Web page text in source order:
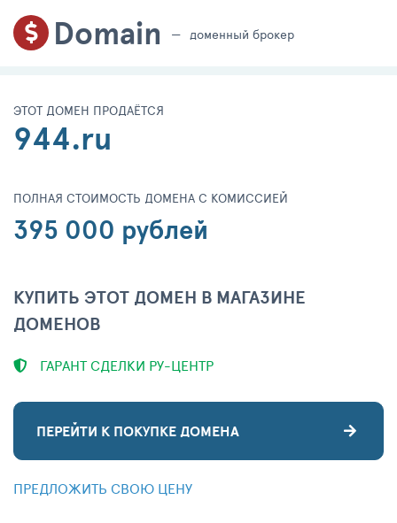
Domain доменный брокер
ЭТОТ ДОМЕН ПРОДАЁТСЯ
944.ru
ПОЛНАЯ СТОИМОСТЬ ДОМЕНА С КОМИССИЕЙ
395 000 рублей
КУПИТЬ ЭТОТ ДОМЕН В МАГАЗИНЕ
ДОМЕНОВ
ГАРАНТ СДЕЛКИ РУ-ЦЕНТР
ПЕРЕЙТИ К ПОКУПКЕ ДОМЕНА
ПРЕДЛОЖИТЬ СВОЮ ЦЕНУ